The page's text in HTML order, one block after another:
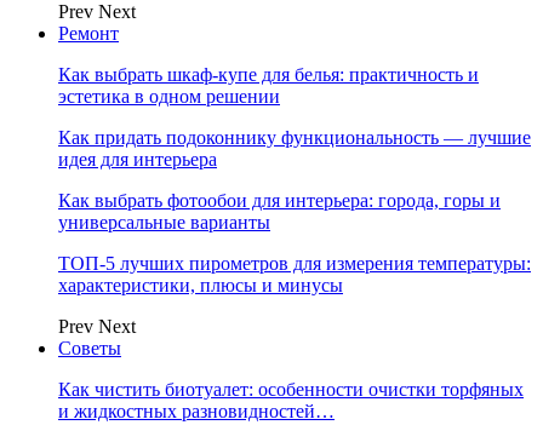
Prev Next
Ремонт
Как выбрать шкаф-купе для белья: практичность и
эстетика в одном решении
Как придать подоконнику функциональность — лучшие
идея для интерьера
Как выбрать фотообои для интерьера: города, горы и
универсальные варианты
ТОП-5 лучших пирометров для измерения температуры:
характеристики, плюсы и минусы
Prev Next
Советы
Как чистить биотуалет: особенности очистки торфяных
и жидкостных разновидностей…